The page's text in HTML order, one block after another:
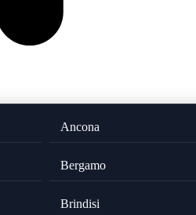
Ancona
Bergamo
Brindisi